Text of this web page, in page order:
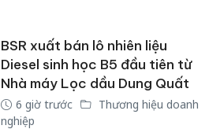
BSR xuất bán lô nhiên liệu
Diesel sinh học B5 đầu tiên từ
Nhà máy Lọc dầu Dung Quất
6 giờ trước
Thương hiệu doanh
nghiệp